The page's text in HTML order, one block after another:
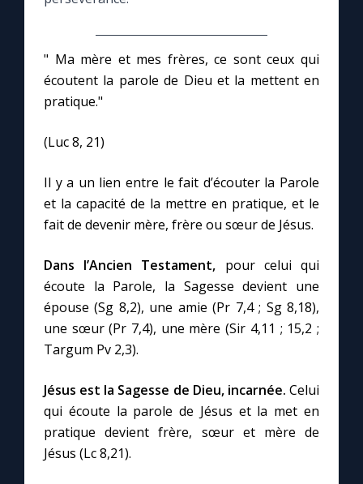
Questions-réponses
Prier au quotidien
Avec Thérèse de Lisieux
L'Évangile chaque jour
Les premiers samedis du mois
Marie qui défait les nœuds
Mes intentions de prière
Une Minute avec Marie
" Ma mère et mes frères, ce sont ceux qui
écoutent la parole de Dieu et la mettent en
pratique."
(Luc 8, 21)
Il y a un lien entre le fait d’écouter la Parole
et la capacité de la mettre en pratique, et le
fait de devenir mère, frère ou sœur de Jésus.
Dans l’Ancien Testament, pour celui qui
écoute la Parole, la Sagesse devient une
épouse (Sg 8,2), une amie (Pr 7,4 ; Sg 8,18),
une sœur (Pr 7,4), une mère (Sir 4,11 ; 15,2 ;
Targum Pv 2,3).
Jésus est la Sagesse de Dieu, incarnée. Celui
qui écoute la parole de Jésus et la met en
pratique devient frère, sœur et mère de
Jésus (Lc 8,21).